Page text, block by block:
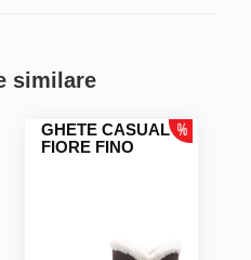
similare
GHETE CASUAL
FIORE FINO